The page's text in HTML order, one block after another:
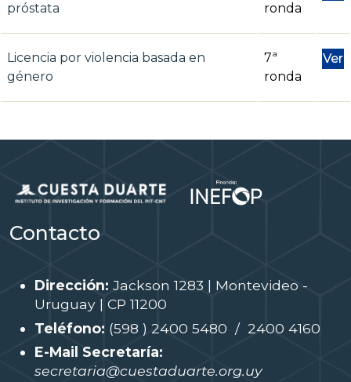
próstata
ronda
Licencia por violencia basada en
género
7ª
ronda
Ver
Contacto
Dirección: Jackson 1283 | Montevideo -
Uruguay | CP 11200
Teléfono: (598 ) 2400 5480 / 2400 4160
E-Mail Secretaría:
secretaria@cuestaduarte.org.uy